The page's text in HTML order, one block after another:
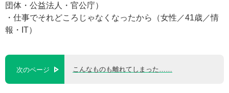
団体・公益法人・官公庁）
・仕事でそれどころじゃなくなったから（女性／41歳／情
報・IT）
次のページ こんなものも離れてしまった……